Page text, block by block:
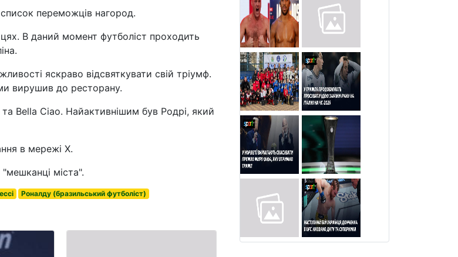
переможців нагород.
В даний момент футболіст проходить
яскраво відсвяткувати свій тріумф.
вирушив до ресторану.
та Bella Ciao. Найактивнішим був Родрі, який
в мережі Х.
міста".
Роналду (бразильський футболіст)